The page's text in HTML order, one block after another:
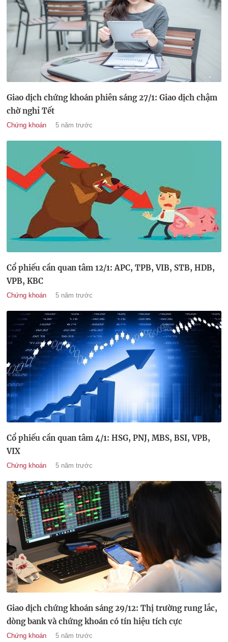
Giao dịch chứng khoán phiên sáng 27/1: Giao dịch chậm
chờ nghỉ Tết
Chứng khoán 5 năm trước
Cổ phiếu cần quan tâm 12/1: APC, TPB, VIB, STB, HDB,
VPB, KBC
Chứng khoán 5 năm trước
Cổ phiếu cần quan tâm 4/1: HSG, PNJ, MBS, BSI, VPB,
VIX
Chứng khoán 5 năm trước
Giao dịch chứng khoán sáng 29/12: Thị trường rung lắc,
dòng bank và chứng khoán có tín hiệu tích cực
Chứng khoán 5 năm trước